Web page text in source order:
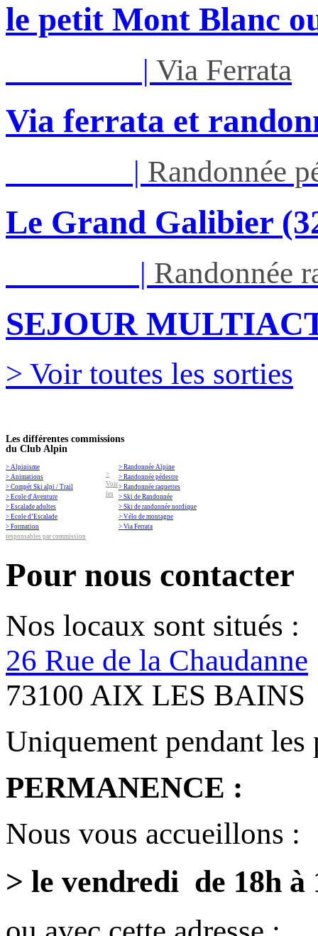
le petit Mont Blanc
| Via Ferrata
Via ferrata et
| Randonnée
Le Grand Galibier
| Randonnée
SEJOUR
> Voir toutes les sorties
Les différentes commissions
du Club Alpin
> Alpinisme
> Animations
> Compét Ski alpi / Trail
> Ecole d'Aventure
> Escalade adultes
> Ecole d’Escalade
> Formation
> Randonnée Alpine
> Randonnée pédestre
> Randonnée raquettes
> Ski de Randonnée
> Ski de randonnée nordique
> Vélo de montagne
> Via Ferrata
>
Voir
les
responsables par commission
Pour nous contacter
Nos locaux sont situés :
26 Rue de la Chaudanne
73100 AIX LES BAINS
Uniquement pendant les
PERMANENCE :
Nous vous accueillons :
> le vendredi de 18h à